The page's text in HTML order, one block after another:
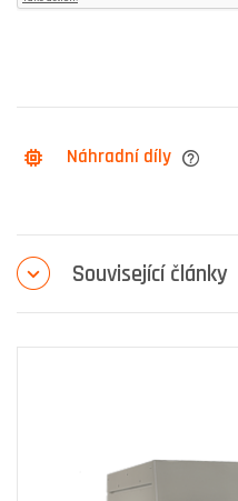
Náhradní díly
Související články